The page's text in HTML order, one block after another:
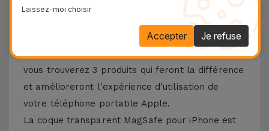
Dans la boutique en ligne iServices, vous
trouverez la meilleure option pour protéger
votre iPhone grâce au Starter Kit. Dans ce kit,
vous trouverez 3 produits qui feront la différence
et amélioreront l'expérience d'utilisation de
votre téléphone portable Apple.
La coque transparent MagSafe pour iPhone est
Laissez-moi choisir
Je refuse
Accepter